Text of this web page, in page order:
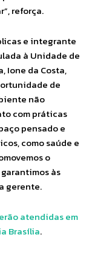
reforça.
e integrante
à Unidade de
Ione da Costa,
de
não
com práticas
pensado e
como saúde e
o
às
gerente.
atendidas em
Brasília.